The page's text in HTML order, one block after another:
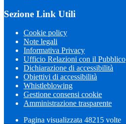
Sezione Link Utili
Cookie policy
Note legali
Informativa Privacy
Ufficio Relazioni con il Pubblico
Dichiarazione di accessibilità
Obiettivi di accessibilità
Whistleblowing
Gestione consensi cookie
Amministrazione trasparente
Pagina visualizzata 48215 volte